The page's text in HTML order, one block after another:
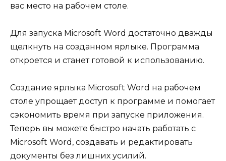
вас место на рабочем столе.
Для запуска Microsoft Word достаточно дважды
щелкнуть на созданном ярлыке. Программа
откроется и станет готовой к использованию.
Создание ярлыка Microsoft Word на рабочем
столе упрощает доступ к программе и помогает
сэкономить время при запуске приложения.
Теперь вы можете быстро начать работать с
Microsoft Word, создавать и редактировать
документы без лишних усилий.